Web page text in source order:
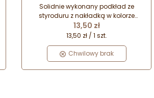
2.2 cm
Solidnie wykonany podkład ze
styroduru z nakładką w kolorze
złotym. Idealnie sprawdzi się do
transportu, przechowywania i
ekspozycji cięższych ciast i tortów.
Będzie również doskonałą
podstawą dla tortu piętrowego.
Cena
13,50 zł
13,50 zł / 1 szt.
Chwilowy brak